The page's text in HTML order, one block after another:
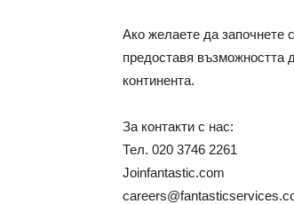
Ако желаете да започнете
предоставя възможността
континента.
За контакти с нас:
Тел. 020 3746 2261
Joinfantastic.com